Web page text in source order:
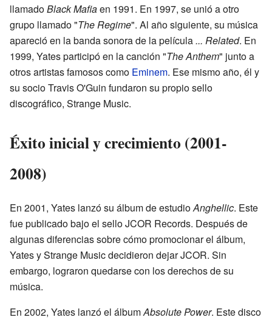
llamadoBlack Mafiaen 1991. En 1997, se unió a otro
grupo llamado "The Regime". Al año siguiente, su música
apareció en la banda sonora de la película... Related. En
1999, Yates participó en la canción "The Anthem" junto a
otros artistas famosos como Eminem. Ese mismo año, él y
su socio Travis O'Guin fundaron su propio sello
discográfico, Strange Music.
Éxito inicial y crecimiento (2001-
2008)
En 2001, Yates lanzó su álbum de estudioAnghellic. Este
fue publicado bajo el sello JCOR Records. Después de
algunas diferencias sobre cómo promocionar el álbum,
Yates y Strange Music decidieron dejar JCOR. Sin
embargo, lograron quedarse con los derechos de su
música.
En 2002, Yates lanzó el álbumAbsolute Power. Este disco